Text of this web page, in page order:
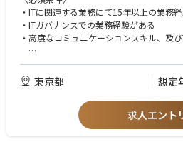
◆この仕事の魅力
・半導体デバイスメーカや装置メーカに
様と共に次世代のモノ作りを実現する仕
する喜びと、その成果が社会に貢献して
事の大きな魅力です。
の一つです。顧客の要求に直接触れる事
技術開発を通じて構想設計やメカ設計の
・ITガバナンスの枠組みを設計し実行す
ル、ポリシーやガバナンスメンバーの役
枠組みと合わせて、会社のビジネスゴー
る。COBITやTOGAFなどのべスプラフレ
・IT組織の倫理規定を、モラルや価値観
基準を設け、ITスタッフのあるべき姿勢
・ガバナンス関連の教育やトレーニング
成する。IT組織内外との接し方、姿勢を定
・ガバナンス部門の責任であるコンプラ
・ITに関連する業務にて15年以上の業務
・ITガバナンスでの業務経験がある
・高度なコミュニケーションスキル、及
〈歓迎条件〉
・COBIT、TOGAFなどフレームワークを
・ITリスクマネジメントの知識を要した
・複雑な課題に取り組む姿勢と力強い推
・パワーポイントを活用したレポート作
・コミュニケーション及びファシリテー
東京都 想定
求人エント